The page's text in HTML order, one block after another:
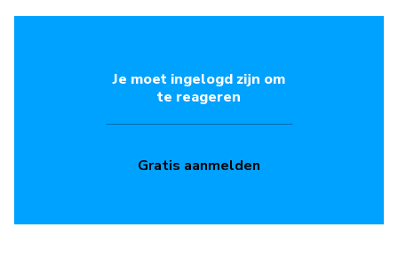
Je moet ingelogd zijn om
te reageren
Gratis aanmelden